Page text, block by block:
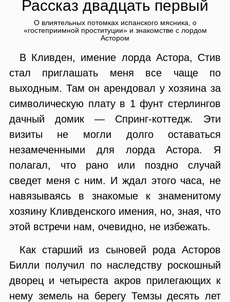
Рассказ двадцать первый
О влиятельных потомках испанского мясника, о
«гостеприимной проституции» и знакомстве с лордом
Астором
В Кливден, имение лорда Астора, Стив
стал приглашать меня все чаще по
выходным. Там он арендовал у хозяина за
символическую плату в 1 фунт стерлингов
дачный домик — Спринг-коттедж. Эти
визиты не могли долго оставаться
незамеченными для лорда Астора. Я
полагал, что рано или поздно случай
сведет меня с ним. И ждал этого часа, не
навязываясь в знакомые к знаменитому
хозяину Кливденского имения, но, зная, что
этой встречи нам, очевидно, не избежать.
Как старший из сыновей рода Асторов
Билли получил по наследству роскошный
дворец и четыреста акров прилегающих к
нему земель на берегу Темзы десять лет